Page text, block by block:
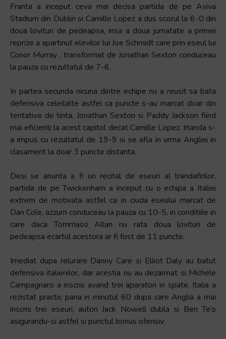
Franta a inceput ceva mai decisa partida de pe Aviva
Stadium din Dublin si Camille Lopez a dus scorul la 6-0 din
doua lovituri de pedeapsa, insa a doua jumatate a primei
reprize a apartinut elevilor lui Joe Schmidt care prin eseul lui
Conor Murray , transformat de Jonathan Sexton conduceau
la pauza cu rezultatul de 7-6.
In partea secunda nicuna dintre echipe nu a reusit sa bata
defensiva celeilalte astfel ca puncte s-au marcat doar din
tentative de tinta, Jonathan Sexton si Paddy Jackson fiind
mai eficienti la acest capitol decat Camille Lopez. Irlanda s-
a impus cu rezultatul de 19-9 si se afla in urma Angliei in
clasament la doar 3 puncte distanta.
Desi se anunta a fi un recital de eseuri al trandafirilor,
partida de pe Twickenham a inceput cu o echipa a Italiei
extrem de motivata astfel ca in ciuda eseului marcat de
Dan Cole, azzurri conduceau la pauza cu 10-5, in conditiile in
care daca Tommaso Allan nu rata doua lovituri de
pedeapsa ecartul acestora ar fi fost de 11 puncte.
Imediat dupa relurare Danny Care si Elliot Daly au batut
defensiva italienilor, dar acestia nu au dezarmat si Michele
Campagnaro a inscris avand trei aparatori in spate. Italia a
rezistat practic pana in minutul 60 dupa care Anglia a mai
inscris trei eseuri, autori Jack Nowell dubla si Ben Te’o
asigurandu-si astfel si punctul bonus ofensiv.